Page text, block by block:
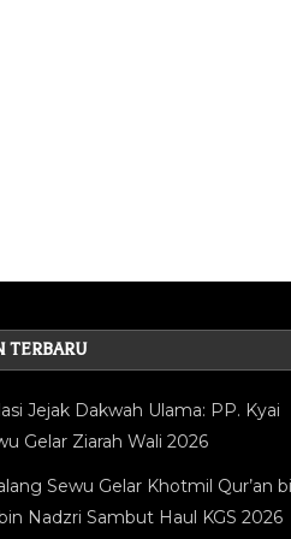
TERBARU
Jejak Dakwah Ulama: PP. Kyai
Gelar Ziarah Wali 2026
Sewu Gelar Khotmil Qur’an
Nadzri Sambut Haul KGS 2026